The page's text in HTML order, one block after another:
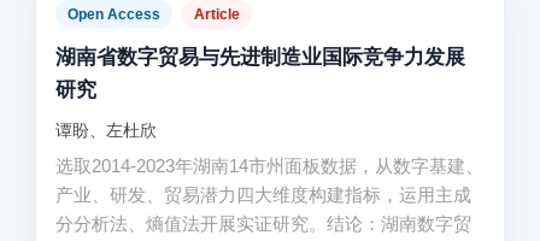
Open Access Article
湖南省数字贸易与先进制造业国际竞争力发展
研究
谭盼、左杜欣
选取2014-2023年湖南14市州面板数据，从数字基建、
产业、研发、贸易潜力四大维度构建指标，运用主成
分分析法、熵值法开展实证研究。结论：湖南数字贸